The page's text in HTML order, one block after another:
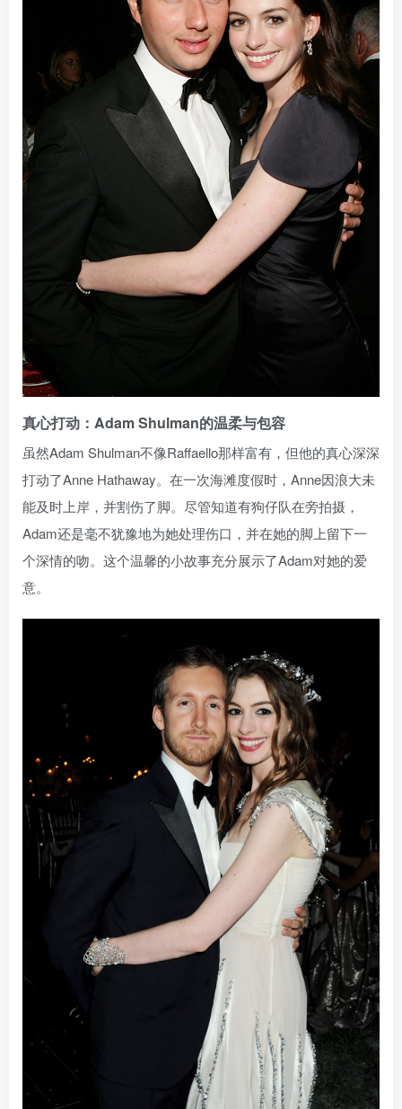
真心打动：Adam Shulman的温柔与包容
虽然Adam Shulman不像Raffaello那样富有，但他的真心深深
打动了Anne Hathaway。在一次海滩度假时，Anne因浪大未
能及时上岸，并割伤了脚。尽管知道有狗仔队在旁拍摄，
Adam还是毫不犹豫地为她处理伤口，并在她的脚上留下一
个深情的吻。这个温馨的小故事充分展示了Adam对她的爱
意。